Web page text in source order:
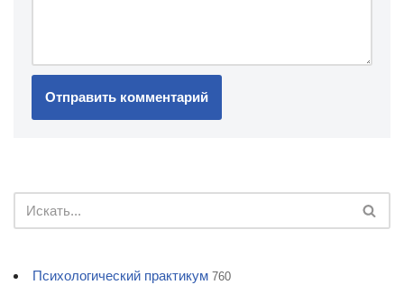
Психологический практикум 760